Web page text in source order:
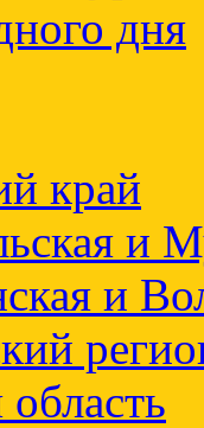
дня
край
и
и